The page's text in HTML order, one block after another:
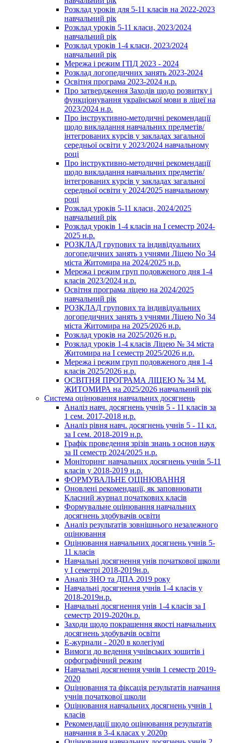
Розклад уроків для 5-11 класів на 2022-2023
навчальний рік
Розклад уроків 5-11 класи, 2023/2024
навчальний рік
Розклад уроків 1-4 класи, 2023/2024
навчальний рік
Мережа і режим ГПД 2023 - 2024
Розклад логопедичних занять 2023-2024
Освітня програма 2023-2024 н.р.
Про затвердження Заходів щодо розвитку і
функціонування української мови в ліцеї на
2023/2024 н.р.
Про інструктивно-методичні рекомендації
щодо викладання навчальних предметів/
інтегрованих курсів у закладах загальної
середньої освіти у 2023/2024 навчальному
році
Про інструктивно-методичні рекомендації
щодо викладання навчальних предметів/
інтегрованих курсів у закладах загальної
середньої освіти у 2024/2025 навчальному
році
Розклад уроків 5-11 класи, 2024/2025
навчальний рік
Розклад уроків 1-4 класів на І семестр 2024-
2025 н.р.
РОЗКЛАД групових та індивідуальних
логопедичних занять з учнями Ліцею No 34
міста Житомира на 2024/2025 н.р.
Мережа і режим груп подовженого дня 1-4
класів 2023/2024 н.р.
Освітня програма ліцею на 2024/2025
навчальний рік
РОЗКЛАД групових та індивідуальних
логопедичних занять з учнями Ліцею No 34
міста Житомира на 2025/2026 н.р.
Розклад уроків на 2025/2026 н.р.
Розклад уроків 1-4 класів Ліцею № 34 міста
Житомира на І семестр 2025/2026 н.р.
Мережа і режим груп подовженого дня 1-4
класів 2025/2026 н.р.
ОСВІТНЯ ПРОГРАМА ЛІЦЕЮ № 34 М.
ЖИТОМИРА на 2025/2026 навчальний рік
Система оцінювання навчальних досягнень
Аналіз навч. досягнень учнів 5 - 11 класів за
1 сем. 2017-2018 н.р.
Аналіз рівня навч. досягнень учнів 5 - 11 кл.
за І сем. 2018-2019 н.р.
Графік проведення зрізів знань з основ наук
за ІІ семестр 2024/2025 н.р.
Моніторинг навчальних досягнень учнів 5-11
класів у 2018-2019 н.р.
ФОРМУВАЛЬНЕ ОЦІНЮВАННЯ
Оновлені рекомендації, як заповнювати
Класний журнал початкових класів
Формувальне оцінювання навчальних
досягнень здобувачів освіти
Аналіз результатів зовнішнього незалежного
оцінювання
Оцінювання навчальних досягнень учнів 5-
11 класів
Навчальні досягнення унів початкової щколи
у І семетрі 2018-2019н.р.
Аналіз ЗНО та ДПА 2019 року
Навчальні досягнення учнів 1-4 класів у
2018-2019н.р.
Навчальні досягнення унів 1-4 класів за І
семестр 2019-2020н.р.
Заходи щодо покращення якості навчальних
досягнень здобувачів освіти
Е-журнали - 2020 в колегіумі
Вимоги до ведення учнівських зошитів і
орфографічний режим
Навчальні досягнення учнів 1 семестр 2019-
2020
Оцінювання та фіксація результатів навчання
учнів початкової школи
Оцінювання навчальних досягнень учнів 1
класів
Рекомендації щодо оцінювання результатів
навчання в 3-4 класах у 2020р